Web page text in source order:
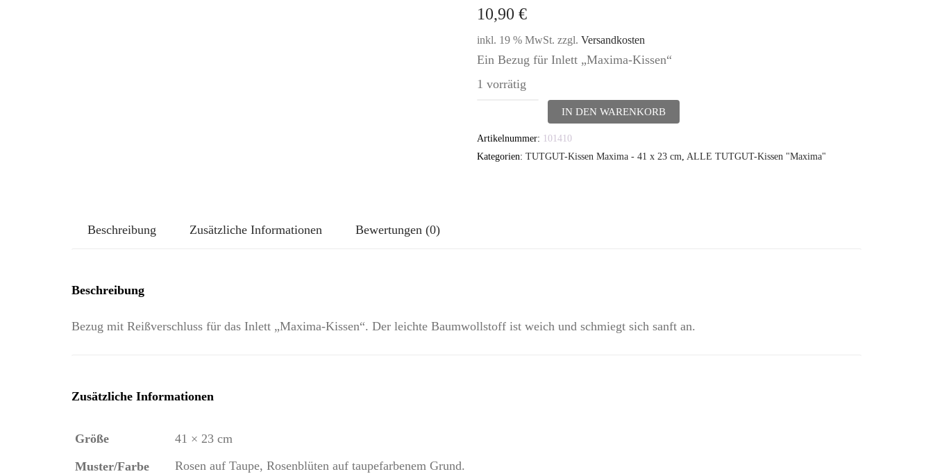
10,90 €
inkl. 19 % MwSt. zzgl. Versandkosten
Ein Bezug für Inlett „Maxima-Kissen“
1 vorrätig
"Maxima"
IN DEN WARENKORB
Artikelnummer: 101410
Kategorien: TUTGUT-Kissen Maxima - 41 x 23 cm ALLE TUTGUT-Kissen "Maxima"
Beschreibung Zusätzliche Informationen Bewertungen (0)
Beschreibung
Bezug mit Reißverschluss für das Inlett „Maxima-Kissen“. Der leichte Baumwollstoff ist weich und schmiegt sich sanft an.
Zusätzliche Informationen
Größe
41 × 23 cm
Muster/Farbe
Rosen auf Taupe, Rosenblüten auf taupefarbenem Grund.